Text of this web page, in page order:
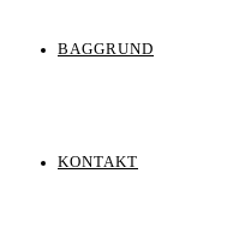
BAGGRUND
KONTAKT